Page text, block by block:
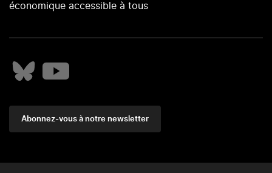
économique accessible à tous
Abonnez-vous à notre newsletter